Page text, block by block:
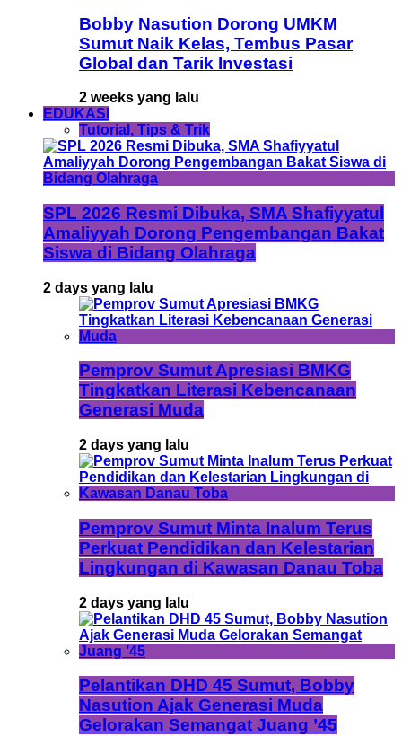
Bobby Nasution Dorong UMKM
Sumut Naik Kelas, Tembus Pasar
Global dan Tarik Investasi
2 weeks yang lalu
EDUKASI
Tutorial, Tips & Trik
SPL 2026 Resmi Dibuka, SMA Shafiyyatul
Amaliyyah Dorong Pengembangan Bakat
Siswa di Bidang Olahraga
2 days yang lalu
Pemprov Sumut Apresiasi BMKG
Tingkatkan Literasi Kebencanaan
Generasi Muda
2 days yang lalu
Pemprov Sumut Minta Inalum Terus
Perkuat Pendidikan dan Kelestarian
Lingkungan di Kawasan Danau Toba
2 days yang lalu
Pelantikan DHD 45 Sumut, Bobby
Nasution Ajak Generasi Muda
Gelorakan Semangat Juang ’45